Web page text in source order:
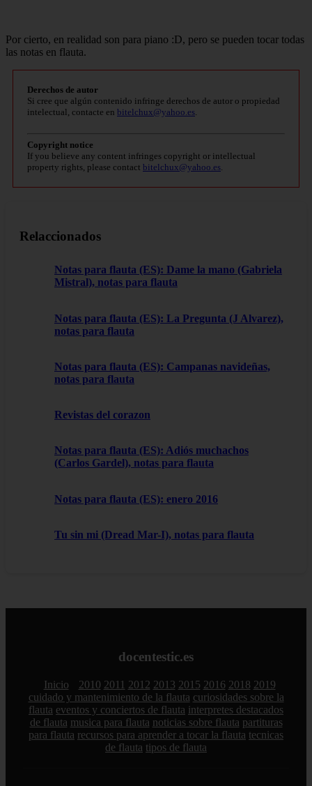
Por cierto, en realidad son para piano :D, pero se pueden tocar todas
las notas en flauta.
Derechos de autor
Si cree que algún contenido infringe derechos de autor o propiedad
intelectual, contacte en bitelchux@yahoo.es
Copyright notice
If you believe any content infringes copyright or intellectual
property rights, please contact bitelchux@yahoo.es
Relaccionados
Notas para flauta (ES): Dame la mano (Gabriela
Mistral), notas para flauta
Notas para flauta (ES): La Pregunta (J Alvarez),
notas para flauta
Notas para flauta (ES): Campanas navideñas,
notas para flauta
Revistas del corazon
Notas para flauta (ES): Adiós muchachos
(Carlos Gardel), notas para flauta
Notas para flauta (ES): enero 2016
Tu sin mi (Dread Mar-I), notas para flauta
docentestic.es
Inicio 2010 2011 2012 2013 2015 2016 2018 2019
cuidado y mantenimiento de la flauta curiosidades sobre la
flauta eventos y conciertos de flauta interpretes destacados
de flauta musica para flauta noticias sobre flauta partituras
para flauta recursos para aprender a tocar la flauta tecnicas
de flauta tipos de flauta